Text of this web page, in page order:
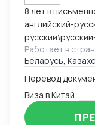
8 лет в
английский-
русский\русский-
переводе в паре
китайский.
Работает в
Беларусь,
Виза в Китай